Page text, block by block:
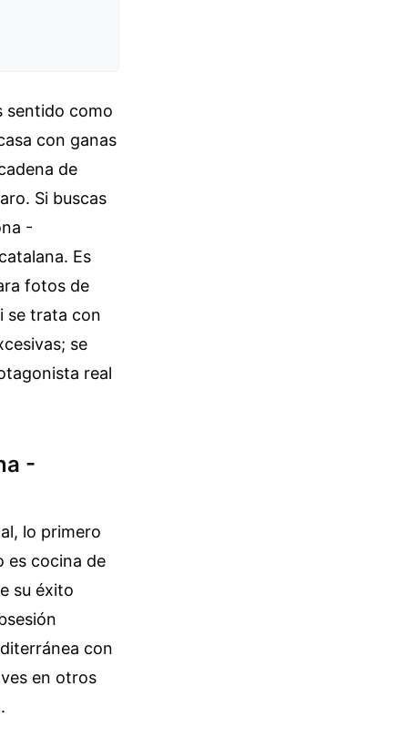
sentido como
con ganas
de
Si buscas
-
Es
fotos de
se trata con
se
real
-
lo primero
es cocina de
su éxito
con
en otros